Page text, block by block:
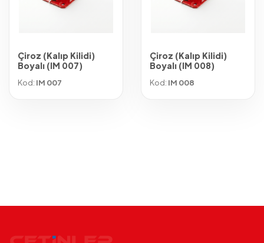
Çiroz (Kalıp Kilidi)
Boyalı (IM 007)
Kod: IM 007
Çiroz (Kalıp Kilidi)
Boyalı (IM 008)
Kod: IM 008